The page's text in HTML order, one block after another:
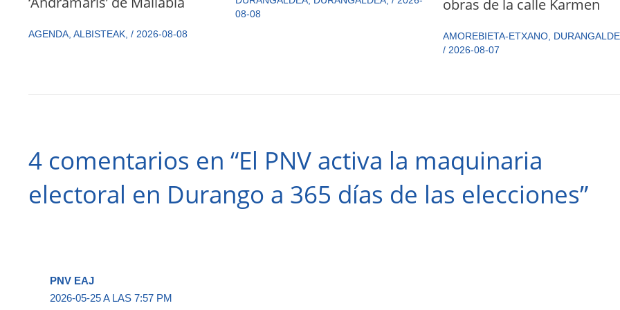
AGENDA, ALBISTEAK, / 2026-08-08
08-08
obras de la calle Karmen
AMOREBIETA-ETXANO,
/ 2026-08-07
4 comentarios en “El PNV activa la maquinaria
electoral en Durango a 365 días de las elecciones”
PNV EAJ
2026-05-25 A LAS 7:57 PM